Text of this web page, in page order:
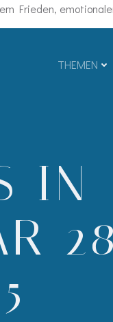
Frieden,
THEMEN
IN